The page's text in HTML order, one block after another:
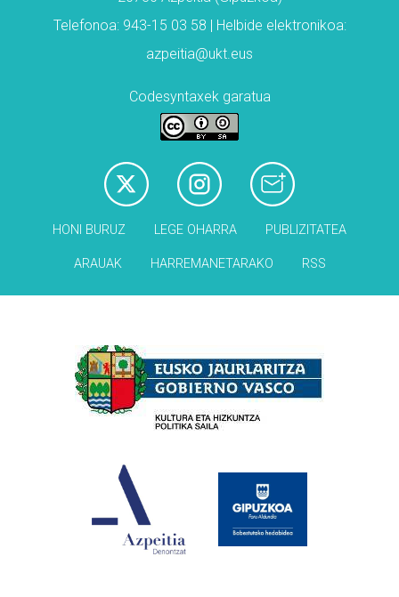
Telefonoa: 943-15 03 58 | Helbide elektronikoa:
azpeitia@ukt.eus
Codesyntaxek garatua
HONI BURUZ LEGE OHARRA PUBLIZITATEA
ARAUAK HARREMANETARAKO RSS